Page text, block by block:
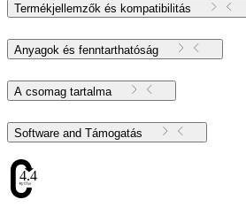
Termékjellemzők és kompatibilitás
Anyagok és fenntarthatóság
A csomag tartalma
Software and Támogatás
4.47